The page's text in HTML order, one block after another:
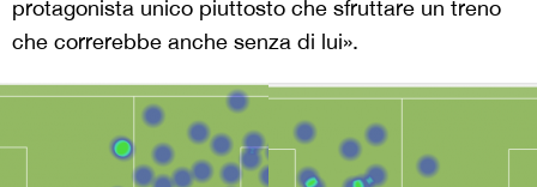
protagonista unico piuttosto che sfruttare un treno
che correrebbe anche senza di lui».